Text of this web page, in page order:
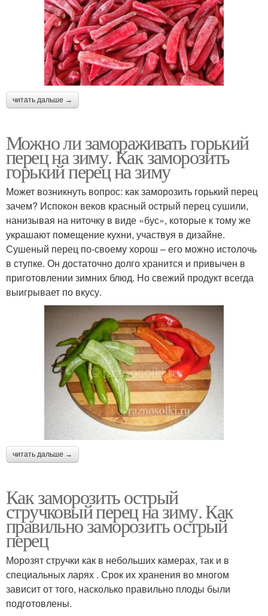
читать дальше →
Можно ли замораживать горький
перец на зиму. Как заморозить
горький перец на зиму
Может возникнуть вопрос: как заморозить горький перец
зачем? Испокон веков красный острый перец сушили,
нанизывая на ниточку в виде «бус», которые к тому же
украшают помещение кухни, участвуя в дизайне.
Сушеный перец по-своему хорош – его можно истолочь
в ступке. Он достаточно долго хранится и привычен в
приготовлении зимних блюд. Но свежий продукт всегда
выигрывает по вкусу.
читать дальше →
Как заморозить острый
стручковый перец на зиму. Как
правильно заморозить острый
перец
Морозят стручки как в небольших камерах, так и в
специальных ларях . Срок их хранения во многом
зависит от того, насколько правильно плоды были
подготовлены.